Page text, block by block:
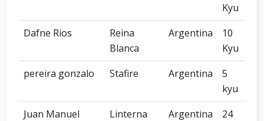
Kyu
Dafne Rios
Reina
Blanca
Argentina
10
Kyu
pereira gonzalo
Stafire Argentina
5
kyu
Juan Manuel
Linterna
Argentina
24